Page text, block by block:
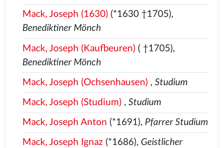
Mack, Joseph (1630)(*1630 †1705),
Benediktiner Mönch
Mack, Joseph (Kaufbeuren)( †1705),
Benediktiner Mönch
Mack, Joseph (Ochsenhausen), Studium
Mack, Joseph (Studium), Studium
Mack, Joseph Anton (*1691), Pfarrer Studium
Mack, Joseph Ignaz (*1686), Geistlicher